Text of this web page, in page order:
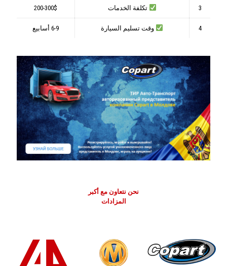
3 تكلفة الخدمات 200-300$
4 وقت تسليم السيارة 6-9 أسابيع
نحن نتعاون مع أكبر
المزادات